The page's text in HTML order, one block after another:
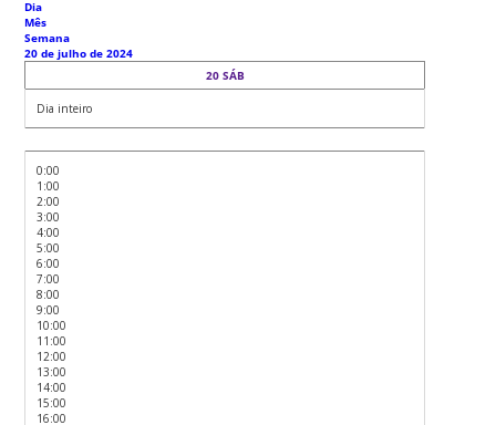
Dia
Mês
Semana
20 de julho de 2024
20 SÁB
Dia inteiro
0:00
1:00
2:00
3:00
4:00
5:00
6:00
7:00
8:00
9:00
10:00
11:00
12:00
13:00
14:00
15:00
16:00